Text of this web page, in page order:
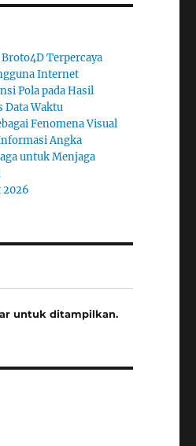
Terpercaya
Internet
Pola pada Hasil
Data Waktu
Fenomena Visual
Angka
untuk Menjaga
2026
untuk ditampilkan.